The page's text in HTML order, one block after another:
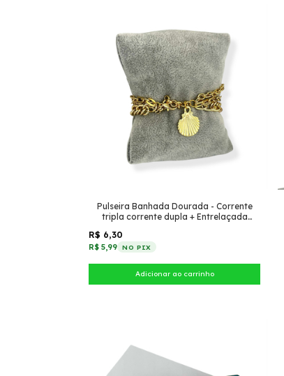
Pulseira Banhada Dourada - Corrente
tripla corrente dupla + Entrelaçada
R$ 6,30
R$ 5,99 NO PIX